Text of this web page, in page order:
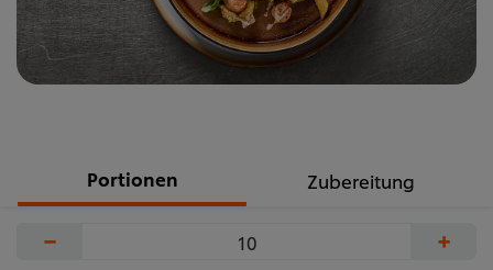
Portionen Zubereitung
− +